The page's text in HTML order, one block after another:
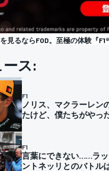
見るならFOD。至極の体験『
ス:
F1
ノリス、マクラーレン
たけど、僕たちがやっ
F1
言葉にできない……ラ
ントネッリとのバトル